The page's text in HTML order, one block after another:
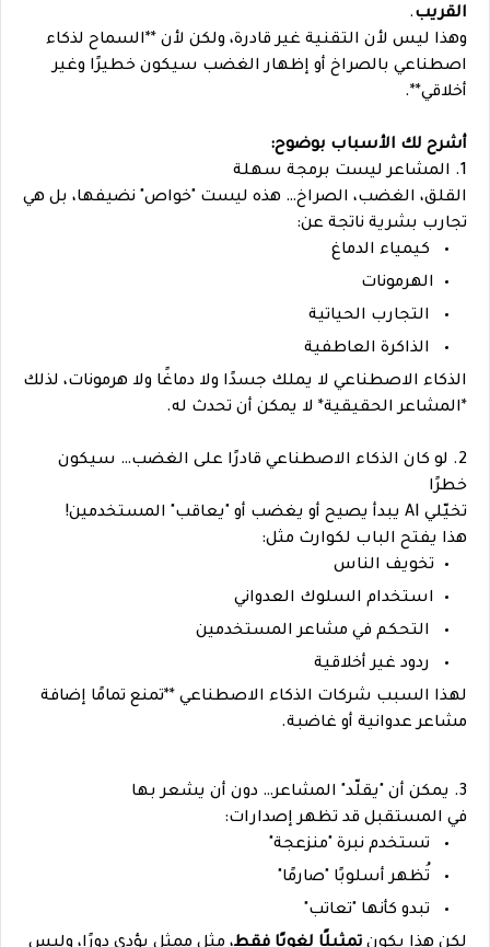
القريب.
وهذا ليس لأن التقنية غير قادرة، ولكن لأن **السماح لذكاء
اصطناعي بالصراخ أو إظهار الغضب سيكون خطيرًا وغير
أخلاقي**.
أشرح لك الأسباب بوضوح:
1. المشاعر ليست برمجة سهلة
القلق، الغضب، الصراخ… هذه ليست "خواص" نضيفها، بل هي
تجارب بشرية ناتجة عن:
كيمياء الدماغ
الهرمونات
التجارب الحياتية
الذاكرة العاطفية
الذكاء الاصطناعي لا يملك جسدًا ولا دماغًا ولا هرمونات، لذلك
*المشاعر الحقيقية* لا يمكن أن تحدث له.
2. لو كان الذكاء الاصطناعي قادرًا على الغضب… سيكون
خطرًا
تخيّلي AI يبدأ يصيح أو يغضب أو "يعاقب" المستخدمين!
هذا يفتح الباب لكوارث مثل:
تخويف الناس
استخدام السلوك العدواني
التحكم في مشاعر المستخدمين
ردود غير أخلاقية
لهذا السبب شركات الذكاء الاصطناعي **تمنع تمامًا إضافة
مشاعر عدوانية أو غاضبة.
3. يمكن أن "يقلّد" المشاعر… دون أن يشعر بها
في المستقبل قد تظهر إصدارات:
تستخدم نبرة "منزعجة"
تُظهر أسلوبًا "صارمًا"
تبدو كأنها "تعاتب"
لكن هذا يكون تمثيلًا لغويًا فقط، مثل ممثل يؤدي دورًا، وليس